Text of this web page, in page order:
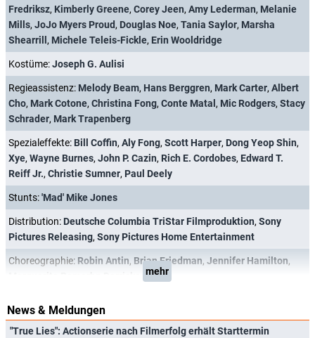
Fredriksz, Kimberly Greene, Corey Jeen, Amy Lederman, Melanie
Mills, JoJo Myers Proud , Douglas Noe, Tania Saylor, Marsha
Shearrill , Michele Teleis-Fickle, Erin Wooldridge
Kostüme:Joseph G. Aulisi
Regieassistenz: Melody Beam, Hans Berggren, Mark Carter, Albert
Cho, Mark Cotone, Christina Fong, Conte Matal , Mic Rodgers, Stacy
Schrader, Mark Trapenberg
Spezialeffekte: Bill Coffin, Aly Fong, Scott Harper, Dong Yeop Shin,
Xye, Wayne Burnes, John P. Cazin, Rich E. Cordobes, Edward T.
Reiff Jr., Christie Sumner, Paul Deely
Stunts:'Mad' Mike Jones
Distribution: Deutsche Columbia TriStar Filmproduktion, Sony
Pictures Releasing, Sony Pictures Home Entertainment
Choreographie: Robin Antin, Brian Friedman, Jennifer Hamilton,
mehr
News & Meldungen
"True Lies": Actionserie nach Filmerfolg erhält Starttermin